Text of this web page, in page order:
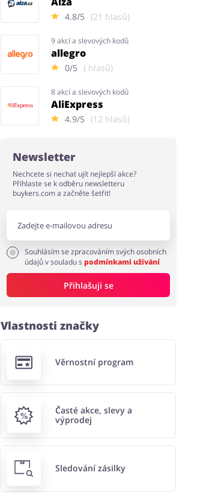
4.8/5 (21 hlasů)
9 akcí a slevových kodů
allegro
0/5 ( hlasů)
8 akcí a slevových kodů
AliExpress
4.9/5 (12 hlasů)
Newsletter
Nechcete si nechat ujít nejlepší akce?
Přihlaste se k odběru newsletteru
buykers.com a začněte šetřit!
Souhlásím se zpracováním svých osobních
údajů v souladu spodmínkami užívání
Přihlašuji se
Vlastnosti značky
Věrnostní program
Časté akce, slevy a
výprodej
Sledování zásilky